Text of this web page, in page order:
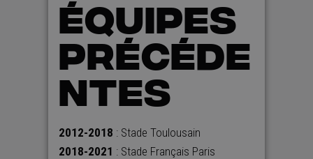
ÉQUIPES
PRÉCÉDE
NTES
2012-2018 : Stade Toulousain
2018-2021 : Stade Français Paris